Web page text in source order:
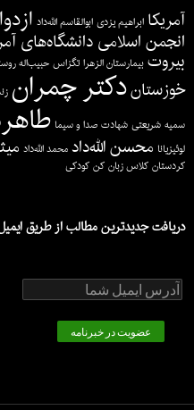
تصاویر جبهه جنوب اضافه شدند.
بشنوید: در آمریکا با صدای همسر شهید
بشنوید: در آمریکا با صدای همسر شهید
تصاویر لبنان اضافه شدند.
تصاویر شهادت اضافه شدند.
کتابخانه
صداها
ویدیو
آمریکا ابراهیم یزدی ابوالقاسم الله‌داد
انجمن اسلامی دانشگاه‌های
بیروت بیمارستان الزهرا تگزاس حبیب‌اله
خوزستاندکتر چمران
سمیه شریعتی شهادت صدا و سیما
لوئیزیانا محسن الله‌داد محمد الله‌داد
کردستان کلاس زبان کن کودکی
دریافت جدیدترین مطالب از طریق